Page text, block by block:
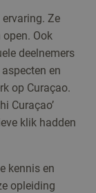
Ze
Ook
deelnemers
en
op Curaçao.
Curaçao’
klik hadden
kennis en
opleiding